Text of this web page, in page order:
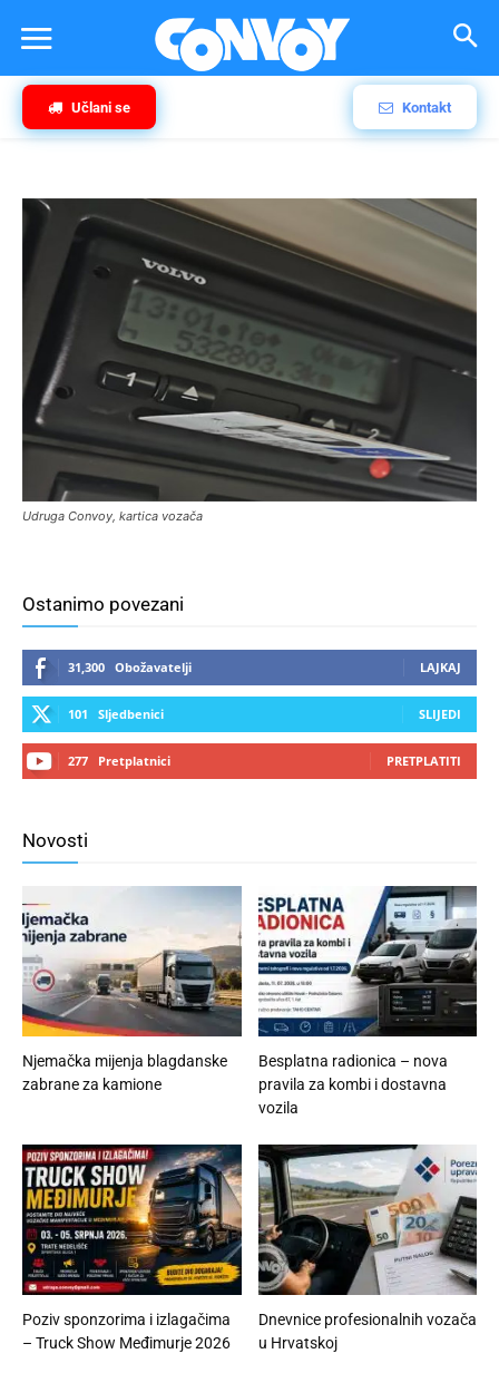
Učlani se Kontakt
Udruga Convoy, kartica vozača
Ostanimo povezani
31,300 Obožavatelji LAJKAJ
101 Sljedbenici SLIJEDI
277 Pretplatnici PRETPLATITI
Novosti
Njemačka mijenja blagdanske
zabrane za kamione
Besplatna radionica – nova
pravila za kombi i dostavna
vozila
Poziv sponzorima i izlagačima
– Truck Show Međimurje 2026
Dnevnice profesionalnih vozača
u Hrvatskoj